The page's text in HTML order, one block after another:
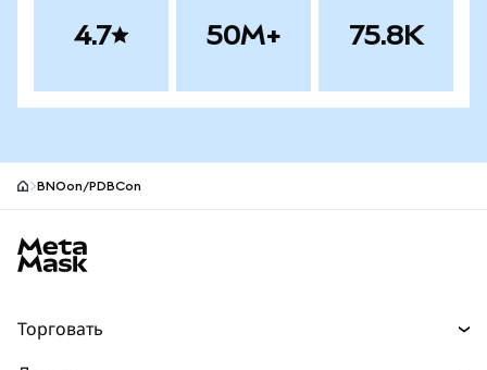
4.7 50M+ 75.8K
BNOon/PDBCon
Торговать